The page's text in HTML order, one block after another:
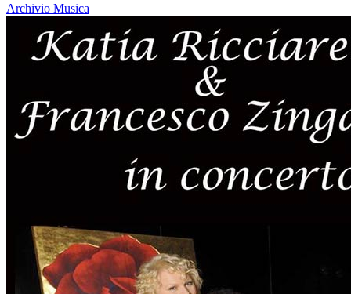
Archivio Musica